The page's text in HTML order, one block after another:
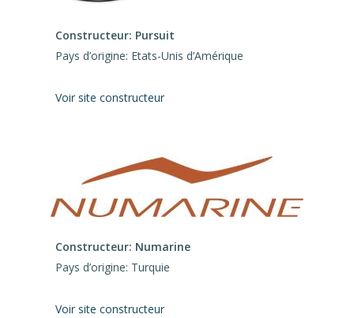
Constructeur: Pursuit
Pays d’origine: Etats-Unis d’Amérique
Voir site constructeur
Constructeur: Numarine
Pays d’origine: Turquie
Voir site constructeur